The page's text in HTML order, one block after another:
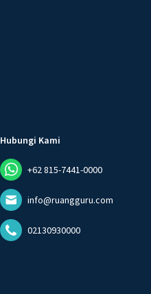
Hubungi Kami
+62 815-7441-0000
info@ruangguru.com
02130930000